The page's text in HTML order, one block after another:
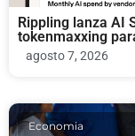
Rippling lanza AI
tokenmaxxing
agosto 7, 2026
Economia